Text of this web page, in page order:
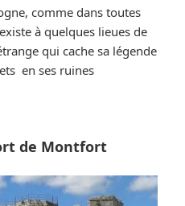
comme dans toutes
à quelques lieues de
qui cache sa légende
en ses ruines
de Montfort